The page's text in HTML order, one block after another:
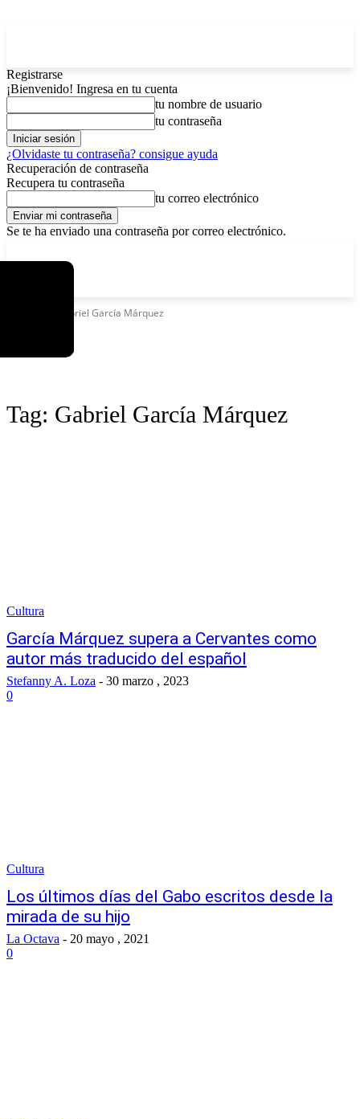
Registrarse
¡Bienvenido! Ingresa en tu cuenta
tu nombre de usuario
tu contraseña
¿Olvidaste tu contraseña? consigue ayuda
Recuperación de contraseña
Recupera tu contraseña
tu correo electrónico
Se te ha enviado una contraseña por correo electrónico.
Gabriel García Márquez
Tag: Gabriel García Márquez
Cultura
García Márquez supera a Cervantes como
autor más traducido del español
Stefanny A. Loza - 30 marzo , 2023
0
Cultura
Los últimos días del Gabo escritos desde la
mirada de su hijo
La Octava - 20 mayo , 2021
0